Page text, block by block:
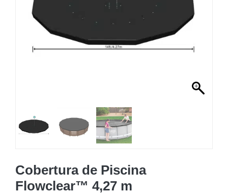
MOBILIÁRIO INSUFLÁVEL
CAMPISMO
ACESSÓRIOS PARA PISCINAS
Cobertura de Piscina
Flowclear™ 4,27 m